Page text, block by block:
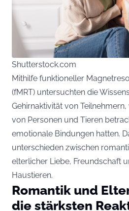
Shutterstock.com
Mithilfe funktioneller
(fMRT) untersuchten die
Gehirnaktivität von
von Personen und Tieren
emotionale Bindungen hatten.
unterschieden zwischen
elterlicher Liebe, Freundschaft
Haustieren.
Romantik und
die stärksten